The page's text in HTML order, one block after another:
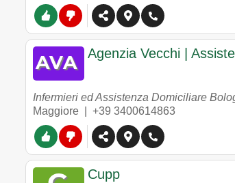
Agenzia Vecchi |
Infermieri ed Assistenza Domiciliare
Maggiore | +39 3400614863
Cupp